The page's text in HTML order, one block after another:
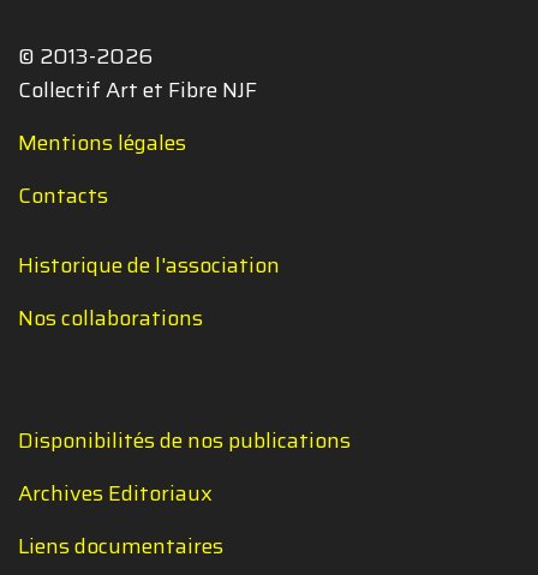
© 2013-2026
Collectif Art et Fibre NJF
Mentions légales
Contacts
Historique de l'association
Nos collaborations
Disponibilités de nos publications
Archives Editoriaux
Liens documentaires